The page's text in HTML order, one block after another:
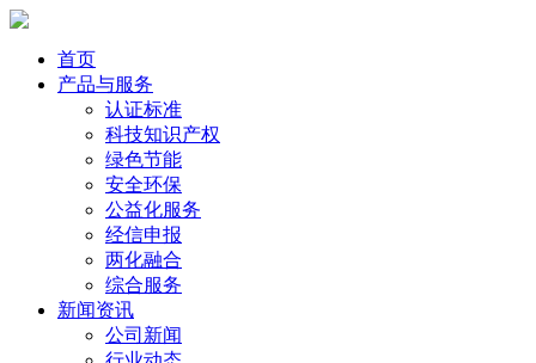
首页
产品与服务
认证标准
科技知识产权
绿色节能
安全环保
公益化服务
经信申报
两化融合
综合服务
新闻资讯
公司新闻